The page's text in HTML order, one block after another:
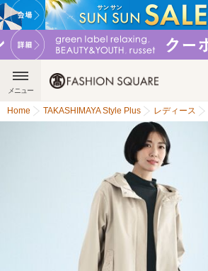
メニュー
Home TAKASHIMAYA Style Plus レディース